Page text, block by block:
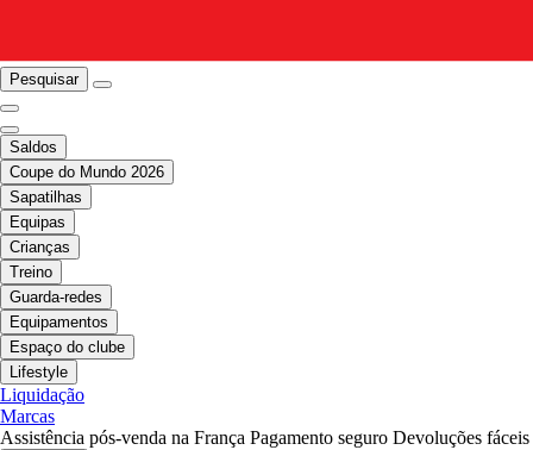
Pesquisar
Saldos
Coupe do Mundo 2026
Sapatilhas
Equipas
Crianças
Treino
Guarda-redes
Equipamentos
Espaço do clube
Lifestyle
Liquidação
Marcas
Assistência pós-venda na França Pagamento seguro Devoluções fáceis